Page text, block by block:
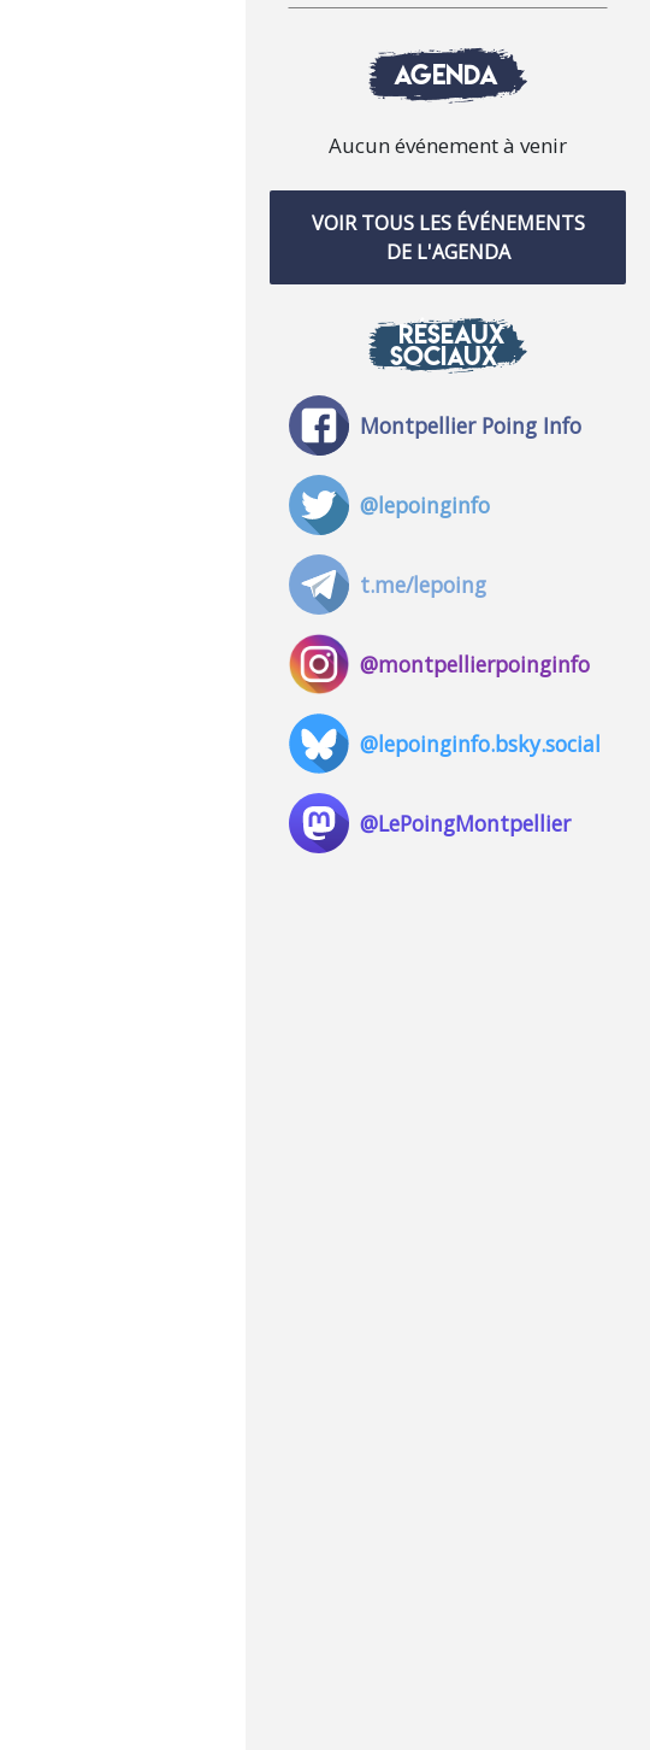
AGENDA
Aucun événement à venir
VOIR TOUS LES ÉVÉNEMENTS
DE L'AGENDA
RÉSEAUX
SOCIAUX
Montpellier Poing Info
@lepoinginfo
t.me/lepoing
@montpellierpoinginfo
@lepoinginfo.bsky.social
@LePoingMontpellier